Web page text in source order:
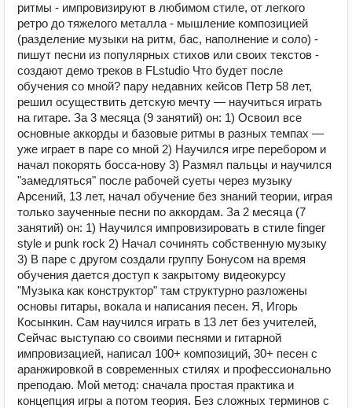
ритмы - импровизируют в любимом стиле, от легкого
ретро до тяжелого металла - мышление композицией
(разделение музыки на ритм, бас, наполнение и соло) -
пишут песни из популярных стихов или своих текстов -
создают демо треков в FLstudio Что будет после
обучения со мной? пару недавних кейсов Петр 58 лет,
решил осуществить детскую мечту — научиться играть
на гитаре. За 3 месяца (9 занятий) он: 1) Освоил все
основные аккорды и базовые ритмы в разных темпах —
уже играет в паре со мной 2) Научился игре перебором и
начал покорять босса-нову 3) Размял пальцы и научился
"замедляться" после рабочей суеты через музыку
Арсений, 13 лет, начал обучение без знаний теории, играя
только заученные песни по аккордам. За 2 месяца (7
занятий) он: 1) Научился импровизировать в стиле finger
style и punk rock 2) Начал сочинять собственную музыку
3) В паре с другом создали группу Бонусом на время
обучения дается доступ к закрытому видеокурсу
"Музыка как конструктор" там структурно разложены
основы гитары, вокала и написания песен. Я, Игорь
Косынкин. Сам научился играть в 13 лет без учителей,
Сейчас выступаю со своими песнями и гитарной
импровизацией, написал 100+ композиций, 30+ песен с
аранжировкой в современных стилях и профессионально
преподаю. Мой метод: сначала простая практика и
концепция игры а потом теория. Без сложных терминов с